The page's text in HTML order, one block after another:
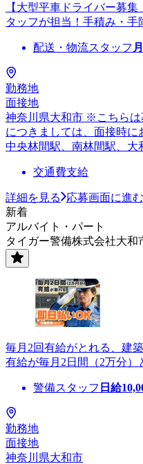
【大型平車ドライバー募
タッフが担当！手積み・
配送・物流スタッフ
勤務地
面接地
神奈川県大和市 ※こちら
につきましては、面接時に
中央林間駅、南林間駅、大
交通費支給
詳細を見る
応募画面に進む
新着
アルバイト・パート
タイガー警備株式会社大和
毎月2回有給がとれる、建
有給が毎月2日間（2万分
警備スタッフ 日給
勤務地
面接地
神奈川県大和市